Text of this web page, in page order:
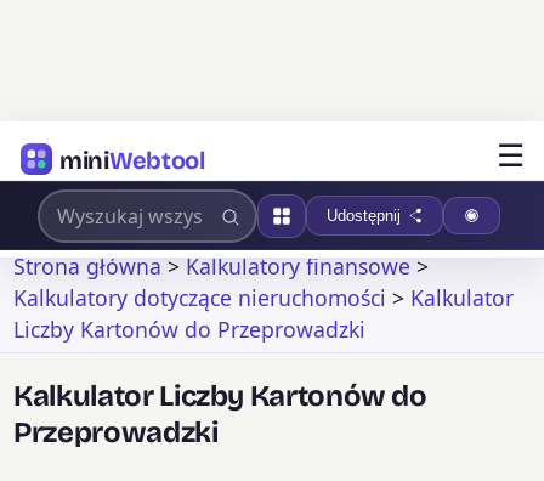
miniWebtool ☰
Udostępnij
Strona główna>Kalkulatory finansowe>
Kalkulatory dotyczące nieruchomości > Kalkulator
Liczby Kartonów do Przeprowadzki
Kalkulator Liczby Kartonów do
Przeprowadzki